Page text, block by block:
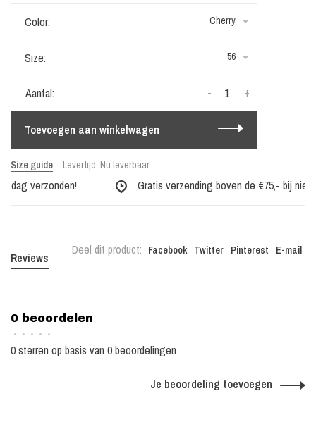
Color: Cherry
Size: 56
Aantal: +
-
Toevoegen aan winkelwagen
Size guide Levertijd: Nu leverbaar
verzonden! Gratis verzending boven de €75,- bij
Deel dit product: Facebook Twitter Pinterest E-mail
Reviews
0 beoordelen
• • • • •
0 sterren op basis van 0 beoordelingen
Je beoordeling toevoegen